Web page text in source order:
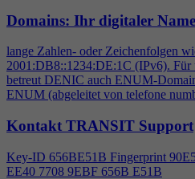
Domains: Ihr digitaler
lange Zahlen- oder Zeichenfolgen
2001:DB8::1234:DE:1C (IPv6). Für
betreut DENIC auch ENUM-
ENUM (abgeleitet von telefone
Kontakt TRANSIT Support
Key-ID 656BE51B Fingerprint
EE40 7708 9EBF 656B E51B